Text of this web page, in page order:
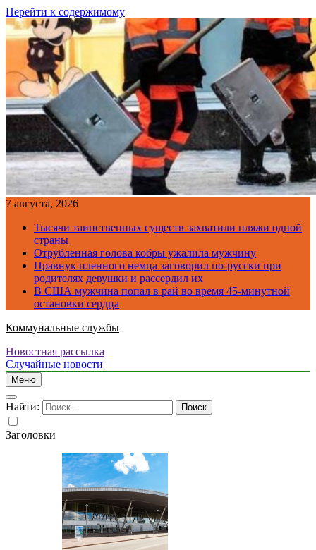
Перейти к содержимому
7 августа, 2026
Тысячи таинственных существ захватили пляжи одной
страны
Отрубленная голова кобры ужалила мужчину
Правнук пленного немца заговорил по-русски при
родителях девушки и рассердил их
В США мужчина попал в рай во время 45-минутной
остановки сердца
Коммунальные службы
Новостная рассылка
Случайные новости
Меню
Найти:
Заголовки